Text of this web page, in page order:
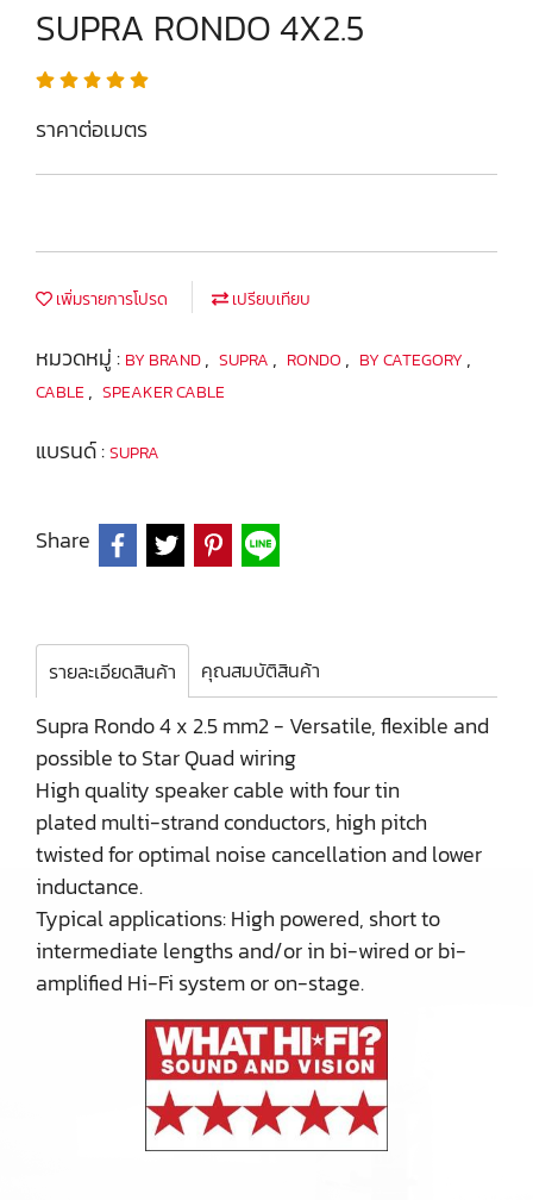
SUPRA RONDO 4X2.5
ราคาต่อเมตร
เพิ่มรายการโปรด เปรียบเทียบ
หมวดหมู่ : BY BRAND, SUPRA , RONDO , BY CATEGORY ,
CABLE , SPEAKER CABLE
แบรนด์ :SUPRA
Share
รายละเอียดสินค้า คุณสมบัติสินค้า
Supra Rondo 4 x 2.5 mm2 - Versatile, flexible and
possible to Star Quad wiring
High quality speaker cable with four tin
plated multi-strand conductors, high pitch
twisted for optimal noise cancellation and lower
inductance.
Typical applications: High powered, short to
intermediate lengths and/or in bi-wired or bi-
amplified Hi-Fi system or on-stage.